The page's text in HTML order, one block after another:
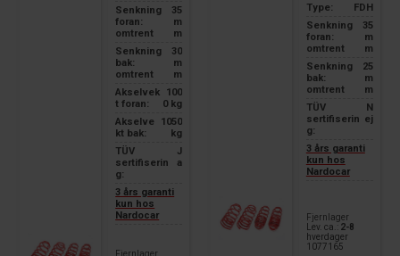
Senkning
foran:
omtrent
35
m
m
Senkning
bak:
omtrent
30
m
m
Akselvek
t foran:
100
0 kg
Akselve
kt bak:
1050
kg
TÜV
sertifiserin
g:
J
a
3 års garanti
kun hos
Nardocar
Fjernlager
Type:
FDH
Senkning
foran:
omtrent
35
m
m
Senkning
bak:
omtrent
25
m
m
TÜV
sertifiserin
g:
N
ej
3 års garanti
kun hos
Nardocar
Fjernlager
Lev. ca.:
2-8
hverdager
1077165